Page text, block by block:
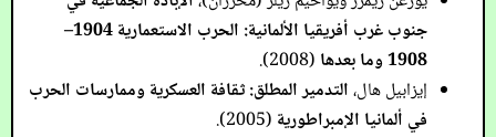
جنوب غرب أفريقيا الألمانية: الحرب الاستعمارية 1904–
1908 وما بعدها
(2008).
إيزابيل هال،التدمير المطلق: ثقافة العسكرية وممارسات الحرب
في ألمانيا الإمبراطورية (2005).